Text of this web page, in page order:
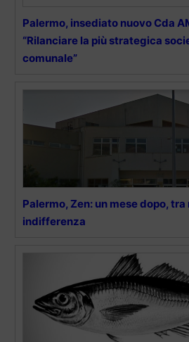
Palermo, insediato nuovo Cda
“Rilanciare la più strategica
comunale”
Palermo, Zen: un mese dopo,
indifferenza